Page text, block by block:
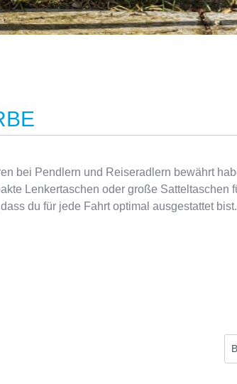
du für jede Fahrt optimal ausgestattet bist.